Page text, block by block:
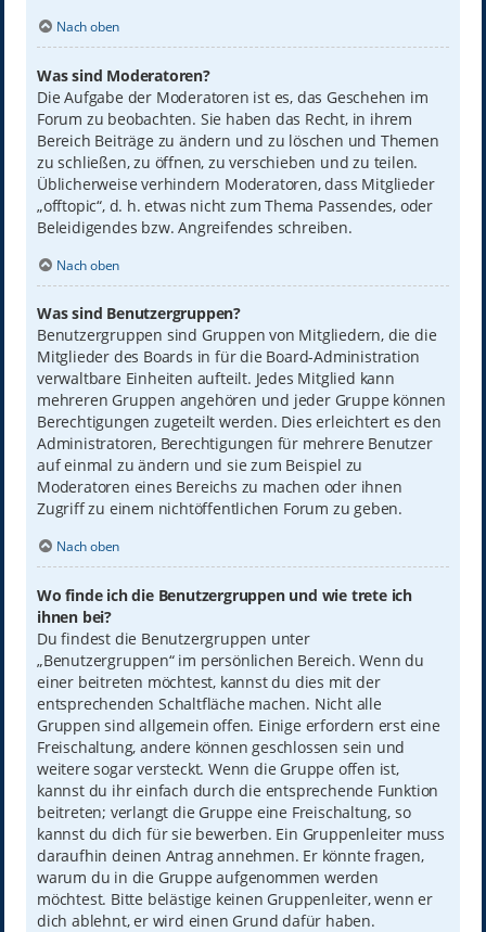
Nach oben
Was sind Moderatoren?
Die Aufgabe der Moderatoren ist es, das Geschehen im
Forum zu beobachten. Sie haben das Recht, in ihrem
Bereich Beiträge zu ändern und zu löschen und Themen
zu schließen, zu öffnen, zu verschieben und zu teilen.
Üblicherweise verhindern Moderatoren, dass Mitglieder
„offtopic“, d. h. etwas nicht zum Thema Passendes, oder
Beleidigendes bzw. Angreifendes schreiben.
Nach oben
Was sind Benutzergruppen?
Benutzergruppen sind Gruppen von Mitgliedern, die die
Mitglieder des Boards in für die Board-Administration
verwaltbare Einheiten aufteilt. Jedes Mitglied kann
mehreren Gruppen angehören und jeder Gruppe können
Berechtigungen zugeteilt werden. Dies erleichtert es den
Administratoren, Berechtigungen für mehrere Benutzer
auf einmal zu ändern und sie zum Beispiel zu
Moderatoren eines Bereichs zu machen oder ihnen
Zugriff zu einem nichtöffentlichen Forum zu geben.
Nach oben
Wo finde ich die Benutzergruppen und wie trete ich
ihnen bei?
Du findest die Benutzergruppen unter
„Benutzergruppen“ im persönlichen Bereich. Wenn du
einer beitreten möchtest, kannst du dies mit der
entsprechenden Schaltfläche machen. Nicht alle
Gruppen sind allgemein offen. Einige erfordern erst eine
Freischaltung, andere können geschlossen sein und
weitere sogar versteckt. Wenn die Gruppe offen ist,
kannst du ihr einfach durch die entsprechende Funktion
beitreten; verlangt die Gruppe eine Freischaltung, so
kannst du dich für sie bewerben. Ein Gruppenleiter muss
daraufhin deinen Antrag annehmen. Er könnte fragen,
warum du in die Gruppe aufgenommen werden
möchtest. Bitte belästige keinen Gruppenleiter, wenn er
dich ablehnt, er wird einen Grund dafür haben.